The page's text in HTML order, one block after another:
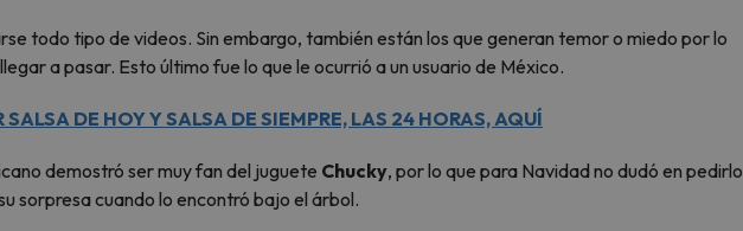
todo tipo de videos. Sin embargo, también están los que generan temor o miedo por lo
a pasar. Esto último fue lo que le ocurrió a un usuario de México.
DE HOY Y SALSA DE SIEMPRE, LAS 24 HORAS, AQUÍ
demostró ser muy fan del juguete Chucky, por lo que para Navidad no dudó en pedirlo
sorpresa cuando lo encontró bajo el árbol.